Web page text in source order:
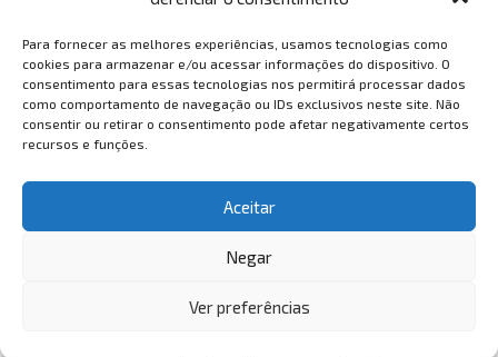
Para fornecer as melhores experiências, usamos tecnologias como
cookies para armazenar e/ou acessar informações do dispositivo. O
consentimento para essas tecnologias nos permitirá processar dados
como comportamento de navegação ou IDs exclusivos neste site. Não
consentir ou retirar o consentimento pode afetar negativamente certos
recursos e funções.
Aceitar
Negar
Ver preferências
uma linha telefônica.
Atenção: para se tornar um assessor ou assessora de
imprensa é necessário ser graduado em comunicação
social.
Vendas Online
Quando se fala de vendas na Internet ela possui várias
formas, desde você ter um infoproduto e vender em
plataformas online (Hotmart, Ticto, Eduzz, Kiwify…),
Instagram, vender em seu site ou anunciar em grandes